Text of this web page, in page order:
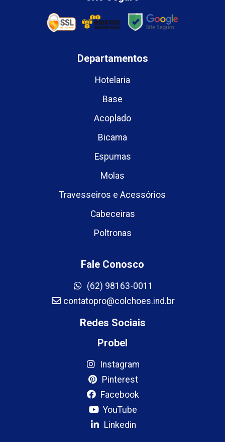
Departamentos
Hotelaria
Base
Acoplado
Bicama
Espumas
Molas
Travesseiros e Acessórios
Cabeceiras
Poltronas
Fale Conosco
(62) 98163-0011
contatopro@colchoes.ind.br
Redes Sociais
Probel
Instagram
Pinterest
Facebook
YouTube
Linkedin